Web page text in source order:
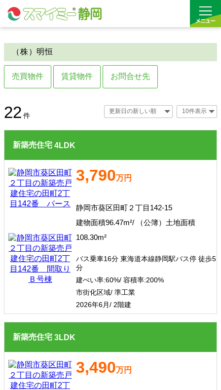
借りる
買う
沿線から探す(買う)
通勤・通学時間から探す(借りる)
通勤・通学時間から探す(買う)
その他、こだわり条件で探す
（株）明恒
売買物件
売土地
売住宅・マンション
賃貸物件
賃貸事業用
お問合せ先
22 件
新築売住宅 4LDK
3,790万円
静岡市葵区田町２丁目142-15
建物面積96.47m²/ （公簿）土地面積
108.30m²
バス乗車16分 東海道本線静岡駅バス停 徒歩5
分
建ぺい率:60%/ 容積率:200%
市街化区域/ 準工業
2026年6月/ 2階建
新築売住宅 3LDK
3,490万円